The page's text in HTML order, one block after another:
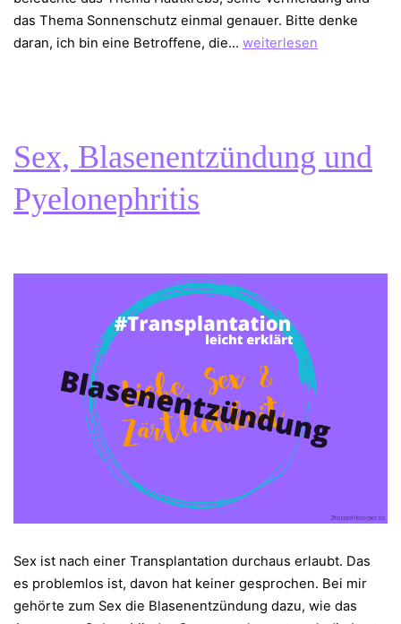
das Thema Sonnenschutz einmal genauer. Bitte denke
daran, ich bin eine Betroffene, die… Hautkrebs
weiterlesen
Sex, Blasenentzündung und
Pyelonephritis
Sex ist nach einer Transplantation durchaus erlaubt. Das
es problemlos ist, davon hat keiner gesprochen. Bei mir
gehörte zum Sex die Blasenentzündung dazu, wie das